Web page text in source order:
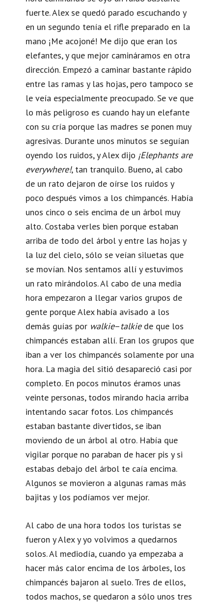
fuerte. Alex se quedó parado escuchando y
en un segundo tenía el rifle preparado en la
mano ¡Me acojoné! Me dijo que eran los
elefantes, y que mejor camináramos en otra
dirección. Empezó a caminar bastante rápido
entre las ramas y las hojas, pero tampoco se
le veía especialmente preocupado. Se ve que
lo más peligroso es cuando hay un elefante
con su cría porque las madres se ponen muy
agresivas. Durante unos minutos se seguían
oyendo los ruidos, y Alex dijo ¡Elephants are
everywhere!, tan tranquilo. Bueno, al cabo
de un rato dejaron de oírse los ruidos y
poco después vimos a los chimpancés. Había
unos cinco o seis encima de un árbol muy
alto. Costaba verles bien porque estaban
arriba de todo del árbol y entre las hojas y
la luz del cielo, sólo se veían siluetas que
se movían. Nos sentamos allí y estuvimos
un rato mirándolos. Al cabo de una media
hora empezaron a llegar varios grupos de
gente porque Alex había avisado a los
demás guías por walkie–talkiede que los
chimpancés estaban allí. Eran los grupos que
iban a ver los chimpancés solamente por una
hora. La magia del sitió desapareció casi por
completo. En pocos minutos éramos unas
veinte personas, todos mirando hacia arriba
intentando sacar fotos. Los chimpancés
estaban bastante divertidos, se iban
moviendo de un árbol al otro. Había que
vigilar porque no paraban de hacer pis y si
estabas debajo del árbol te caía encima.
Algunos se movieron a algunas ramas más
bajitas y los podíamos ver mejor.
Al cabo de una hora todos los turistas se
fueron y Alex y yo volvimos a quedarnos
solos. Al mediodía, cuando ya empezaba a
hacer más calor encima de los árboles, los
chimpancés bajaron al suelo. Tres de ellos,
todos machos, se quedaron a sólo unos tres